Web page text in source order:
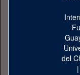
del
|